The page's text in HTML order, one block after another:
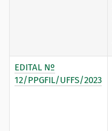
EDITAL Nº
12/PPGFIL/UFFS/2023